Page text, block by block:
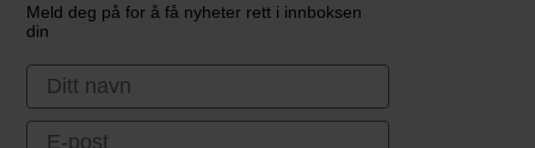
Meld deg på for å få nyheter rett i innboksen
din
First Name
Email